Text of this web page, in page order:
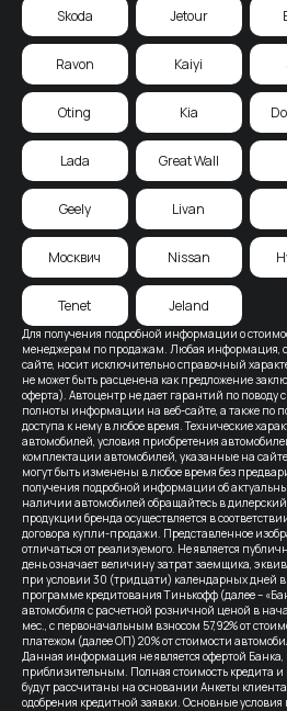
Для получения подробной информации о
менеджерам по продажам. Любая информация,
сайте, носит исключительно справочный
не может быть расценена как предложение
оферта). Автоцентр не дает гарантий по поводу
полноты информации на веб-сайте, а также по
доступа к нему в любое время. Технические
автомобилей, условия приобретения
комплектации автомобилей, указанные на
могут быть изменены в любое время без
получения подробной информации об
наличии автомобилей обращайтесь в
продукции бренда осуществляется в
договора купли-продажи. Представленное
отличаться от реализуемого. Не является
день означает величину затрат заемщика,
при условии 30 (тридцати) календарных дней в
программе кредитования Тинькофф (далее –
автомобиля с расчетной розничной ценой в
мес., с первоначальным взносом 57,92% от
платежом (далее ОП) 20% от стоимости
Данная информация не является офертой Банка,
приблизительным. Полная стоимость кредита
будут рассчитаны на основании Анкеты
одобрения кредитной заявки. Основные
Skoda Jetour
Ravon Kaiyi
Oting Kia
Lada Great Wall
Geely Livan
Москвич Nissan
Tenet Jeland